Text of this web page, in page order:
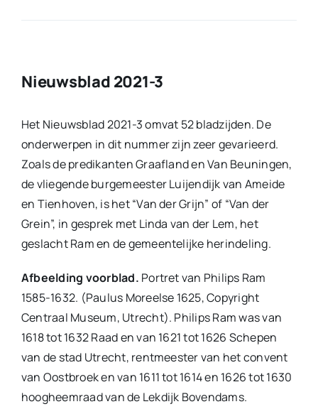
Nieuwsblad 2021-3
Het Nieuwsblad 2021-3 omvat 52 bladzijden. De
onderwerpen in dit nummer zijn zeer gevarieerd.
Zoals de predikanten Graafland en Van Beuningen,
de vliegende burgemeester Luijendijk van Ameide
en Tienhoven, is het “Van der Grijn” of “Van der
Grein”, in gesprek met Linda van der Lem, het
geslacht Ram en de gemeentelijke herindeling.
Afbeelding voorblad. Portret van Philips Ram
1585-1632. (Paulus Moreelse 1625, Copyright
Centraal Museum, Utrecht). Philips Ram was van
1618 tot 1632 Raad en van 1621 tot 1626 Schepen
van de stad Utrecht, rentmeester van het convent
van Oostbroek en van 1611 tot 1614 en 1626 tot 1630
hoogheemraad van de Lekdijk Bovendams.